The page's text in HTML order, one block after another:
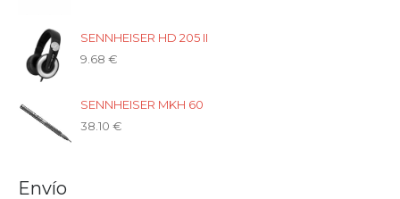
SENNHEISER HD 205 II
9.68 €
SENNHEISER MKH 60
38.10 €
Envío